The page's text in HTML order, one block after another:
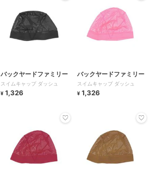
バックヤードファミリー
スイムキャップ ダッシュ
¥ 1,326
バックヤードファミリー
スイムキャップ ダッシュ
¥ 1,326